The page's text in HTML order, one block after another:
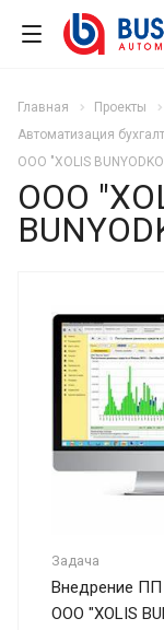
Главная
Проекты
Автоматизация
ООО "XOLIS
ООО
Задача
Внедрение ПП
ООО "XOLIS